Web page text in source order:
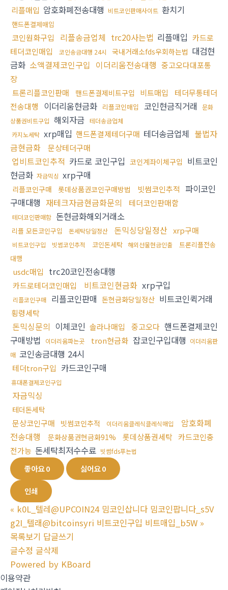
리플매입 암호화폐전송대행 비트코인판매사이트 환치기
핸드폰결제매입
코인원화구입 리플송금업체 trc20사는법 리플매입 카드로
테더코인매입
코인송금대행 24시 국내거래소fds우회하는법 대검현
금화 소액결제코인구입 이더리움전송대행 중고오다대포통
장
트론리플코인판매
핸드폰결제비트구입 비트매입
테더무통테더
전송대행
이더리움현금화 리플코인매입 코인현금직거래
문화
상품권비트구입 해외자금 테더송금업체
카지노세탁 xrp매입 핸드폰결제테더구매 테더송금업체 불법자
금현금화
문상테더구매
업비트코인추적 카드로 코인구입 코인계좌이체구입 비트코인
현금화 자금믹싱 xrp구매
리플코인구매 롯데상품권코인구매방법 빗썸코인추적
파이코인
구매대행 재테크자금현금화문의 테더코인판매함
테더코인판매함 돈현금화해외거래소
리플 모든코인구입 돈세탁당일정산 돈믹싱당일정산 xrp구매
비트코인구입 빗썸코인추적 코인돈세탁 해외선물현금인출
트론리플전송
대행
usdc매입 trc20코인전송대행
카드로테더코인매입 비트코인현금화 xrp구입
리플코인구매 리플코인판매 돈현금화당일정산 비트코인퀵거래
횡령세탁
돈믹싱문의 이체코인 솔라나매입 중고오다 핸드폰결제코인
구매방법
이더리움파는곳 tron현금화 잡코인구입대행 이더리움판
매 코인송금대행 24시
테더tron구입 카드코인구매
휴대폰결제코인구입
자금믹싱
테더돈세탁
문상코인구매 빗썸코인추적 이더리움클레식클레식매입
암호화폐
전송대행
문화상품권현금화91% 롯데상품권세탁 카드코인충
전가능 돈세탁최저수수료 빗썸fds푸는법
좋아요0 싫어요0
인쇄
« k0L_텔레@UPCOIN24 밈코인삽니다 밈코인팝니다_s5V
g2I_텔래@bitcoinsyri 비트코인구입 비트매입_b5W »
목록보기 답글쓰기
글수정 글삭제
Powered by KBoard
이용약관